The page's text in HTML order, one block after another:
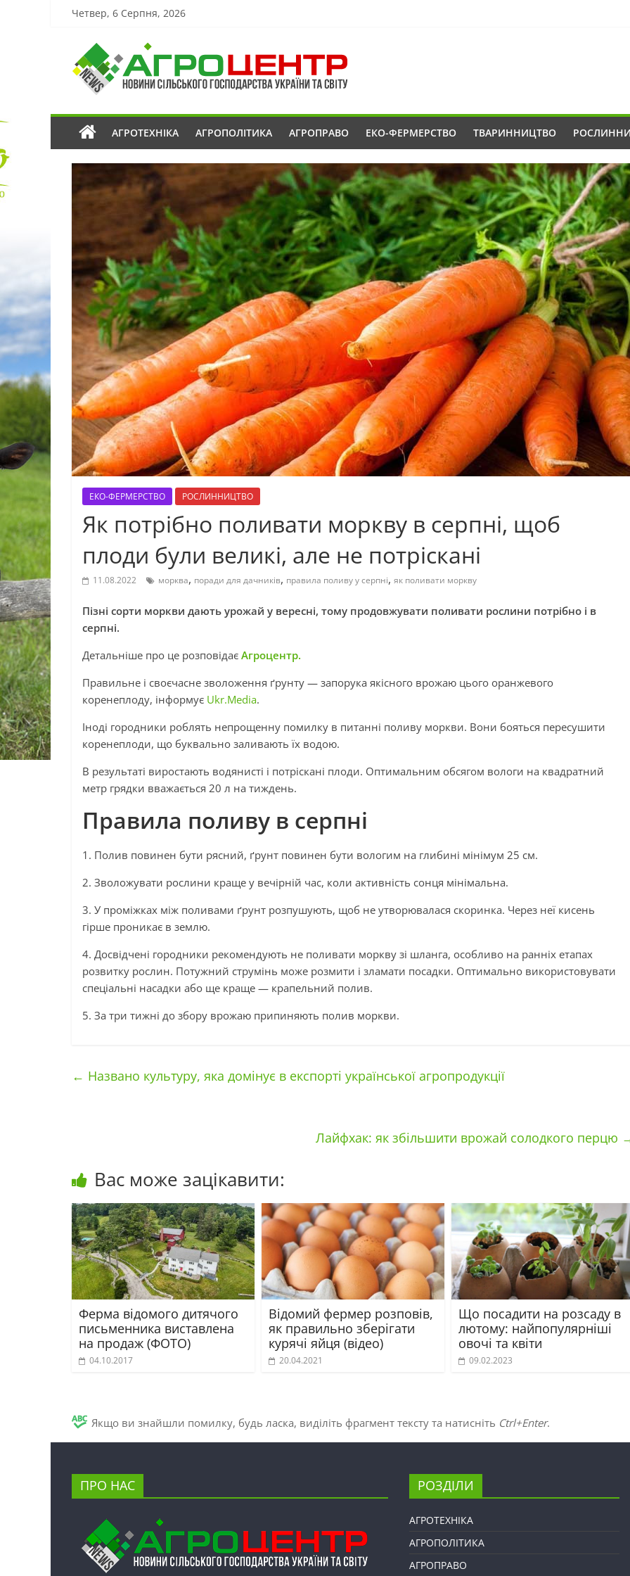
Четвер, 6 Серпня, 2026
АГРОТЕХНІКА АГРОПОЛІТИКА АГРОПРАВО ЕКО-ФЕРМЕРСТВО ТВАРИННИЦТВО
ЕКО-ФЕРМЕРСТВО РОСЛИННИЦТВО
Як потрібно поливати моркву в серпні, щоб
плоди були великі, але не потріскані
11.08.2022 морква, поради для дачників, правила поливу у серпні, як поливати моркву
Пізні сорти моркви дають урожай у вересні, тому продовжувати поливати рослини потрібно і в
серпні.
Детальніше про це розповідає Агроцентр.
Правильне і своєчасне зволоження ґрунту — запорука якісного врожаю цього оранжевого
коренеплоду, інформує Ukr.Media.
Іноді городники роблять непрощенну помилку в питанні поливу моркви. Вони бояться пересушити
коренеплоди, що буквально заливають їх водою.
В результаті виростають водянисті і потріскані плоди. Оптимальним обсягом вологи на квадратний
метр грядки вважається 20 л на тиждень.
Правила поливу в серпні
1. Полив повинен бути рясний, ґрунт повинен бути вологим на глибині мінімум 25 см.
2. Зволожувати рослини краще у вечірній час, коли активність сонця мінімальна.
3. У проміжках між поливами ґрунт розпушують, щоб не утворювалася скоринка. Через неї кисень
гірше проникає в землю.
4. Досвідчені городники рекомендують не поливати моркву зі шланга, особливо на ранніх етапах
розвитку рослин. Потужний струмінь може розмити і зламати посадки. Оптимально використовувати
спеціальні насадки або ще краще — крапельний полив.
5. За три тижні до збору врожаю припиняють полив моркви.
← Названо культуру, яка домінує в експорті української агропродукції
Лайфхак: як збільшити врожай солодкого перцю
Вас може зацікавити:
Ферма відомого дитячого
письменника виставлена
на продаж (ФОТО)
04.10.2017
Відомий фермер розповів,
як правильно зберігати
курячі яйця (відео)
20.04.2021
Що посадити на розсаду в
лютому: найпопулярніші
овочі та квіти
09.02.2023
Якщо ви знайшли помилку, будь ласка, виділіть фрагмент тексту та натисніть Ctrl+Enter.
ПРО НАС РОЗДІЛИ
АГРОТЕХНІКА
АГРОПОЛІТИКА
АГРОПРАВО